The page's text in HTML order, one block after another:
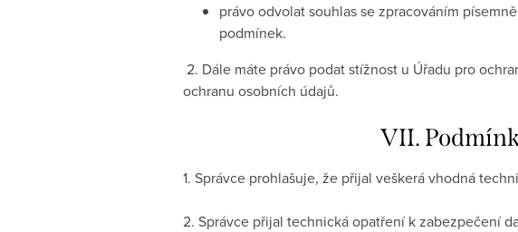
právo odvolat souhlas se zpracováním
podmínek.
2. Dále máte právo podat stížnost u Úřadu pro
ochranu osobních údajů.
VII.
1. Správce prohlašuje, že přijal veškerá vhodná
2. Správce přijal technická opatření k zabezpečení